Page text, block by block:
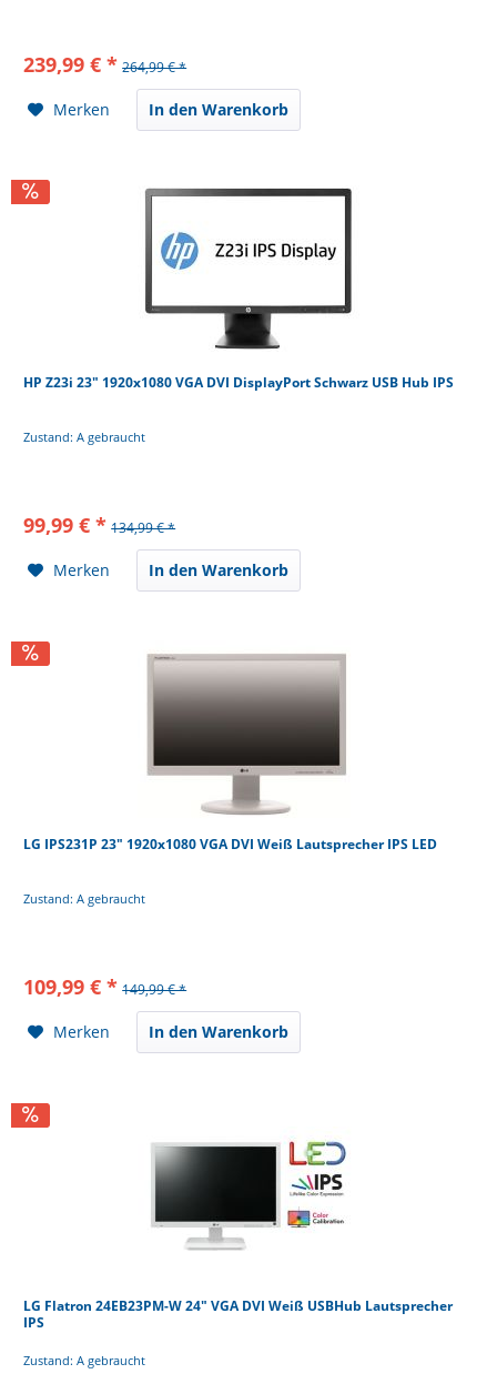
239,99 € * 264,99 € *
Merken In den Warenkorb
HP Z23i 23" 1920x1080 VGA DVI DisplayPort Schwarz USB Hub IPS
Zustand: A gebraucht
99,99 € * 134,99 € *
Merken In den Warenkorb
LG IPS231P 23" 1920x1080 VGA DVI Weiß Lautsprecher IPS LED
Zustand: A gebraucht
109,99 € * 149,99 € *
Merken In den Warenkorb
LG Flatron 24EB23PM-W 24" VGA DVI Weiß USBHub Lautsprecher
IPS
Zustand: A gebraucht